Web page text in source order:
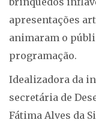
apresentações
animaram o
programação.
Idealizadora da
secretária de
Fátima Alves da